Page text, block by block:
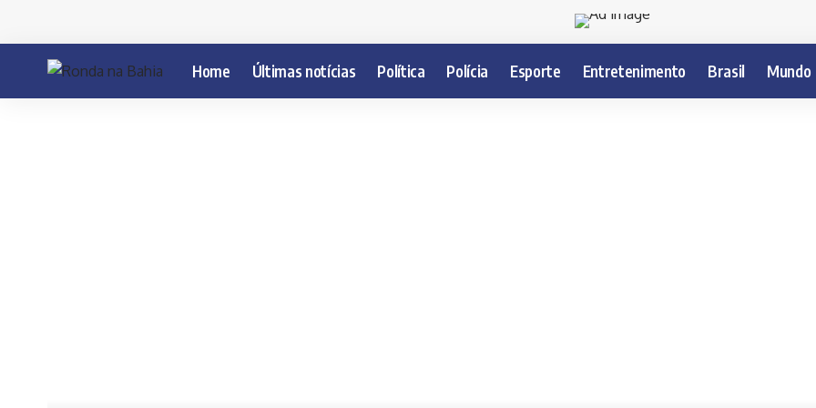
Home Últimas notícias Política Polícia Esporte Entretenimento Brasil Mundo